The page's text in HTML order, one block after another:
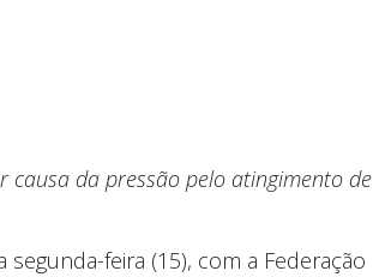
causa da pressão pelo atingimento de
feira (15), com a Federação